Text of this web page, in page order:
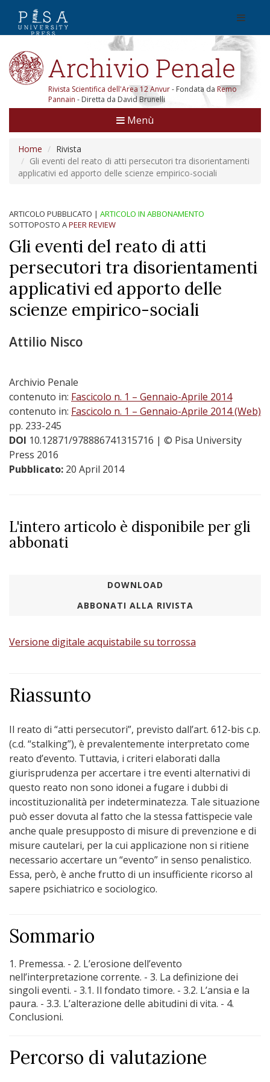
Rivista Scientifica dell'Area 12 Anvur- Fondata da Remo
Pannain - Diretta da David Brunelli
Menù
Home
Rivista
Gli eventi del reato di atti persecutori tra disorientamenti
applicativi ed apporto delle scienze empirico-sociali
ARTICOLO PUBBLICATO | ARTICOLO IN ABBONAMENTO
SOTTOPOSTO APEER REVIEW
Gli eventi del reato di atti
persecutori tra disorientamenti
applicativi ed apporto delle
scienze empirico-sociali
Attilio Nisco
Archivio Penale
contenuto in: Fascicolo n. 1 – Gennaio-Aprile 2014
contenuto in: Fascicolo n. 1 – Gennaio-Aprile 2014 (Web)
pp. 233-245
DOI 10.12871/978886741315716 | © Pisa University
Press 2016
Pubblicato: 20 April 2014
L'intero articolo è disponibile per gli
abbonati
DOWNLOAD
ABBONATI ALLA RIVISTA
Versione digitale acquistabile su torrossa
Riassunto
Il reato di “atti persecutori”, previsto dall’art. 612-bis c.p.
(c.d. “stalking”), è prevalentemente interpretato come
reato d’evento. Tuttavia, i criteri elaborati dalla
giurisprudenza per accertare i tre eventi alternativi di
questo reato non sono idonei a fugare i dubbi di
incostituzionalità per indeterminatezza. Tale situazione
può esser dovuta al fatto che la stessa fattispecie vale
anche quale presupposto di misure di prevenzione e di
misure cautelari, per la cui applicazione non si ritiene
necessario accertare un “evento” in senso penalistico.
Essa, però, è anche frutto di un insufficiente ricorso al
sapere psichiatrico e sociologico.
Sommario
1. Premessa. - 2. L’erosione dell’evento
nell’interpretazione corrente. - 3. La definizione dei
singoli eventi. - 3.1. Il fondato timore. - 3.2. L’ansia e la
paura. - 3.3. L’alterazione delle abitudini di vita. - 4.
Conclusioni.
Percorso di valutazione